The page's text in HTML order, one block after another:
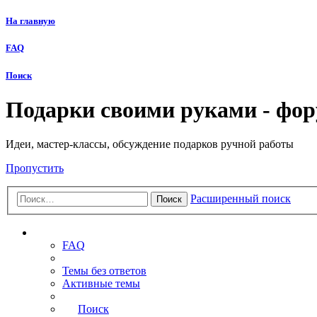
На главную
FAQ
Поиск
Подарки своими руками -
Идеи, мастер-классы, обсуждение подарков ручной работы
Пропустить
Поиск Расширенный поиск
FAQ
Темы без ответов
Активные темы
Поиск